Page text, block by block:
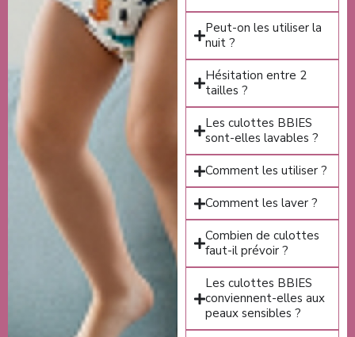
Peut-on les utiliser la
nuit ?
Hésitation entre 2
tailles ?
Les culottes BBIES
sont-elles lavables ?
Comment les utiliser ?
Comment les laver ?
Combien de culottes
faut-il prévoir ?
Les culottes BBIES
conviennent-elles aux
peaux sensibles ?